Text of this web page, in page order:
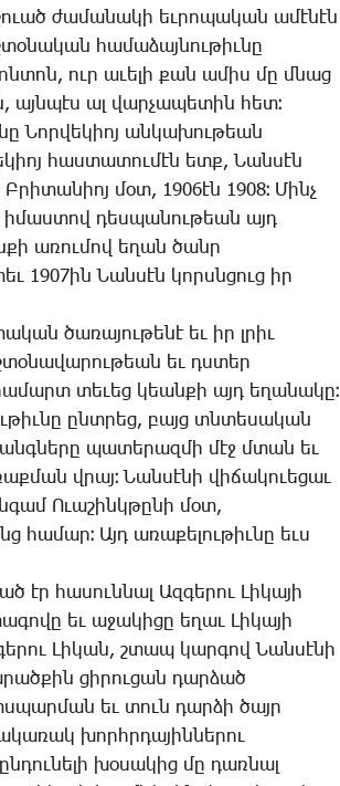
ժա­մա­նա­կի եւ­րո­պա­կան ա­մէ­նէն
հա­մա­ձայ­նու­թիւ­նը
ուր ա­ւե­լի քան ա­միս մը մնաց
ալ վար­չա­պե­տին հետ։
­Նոր­վե­կիոյ ան­կա­խու­թեան
հաս­տա­տու­մէն ետք, ­Նան­սէն
մօտ, 1906էն 1908։ ­Մինչ
ի­մաս­տով դես­պա­նու­թեան այդ
ա­ռու­մով ե­ղան ծանր
1907ին ­Նան­սէն կորսն­ցուց իր
ծա­ռա­յու­թե­նէ եւ իր լրիւ
եւ դստեր
տե­ւեց կեան­քի այդ ե­ղա­նա­կը։
ընտ­րեց, բայց տնտե­սա­կան
պա­տե­րազ­մի մէջ մտան եւ
վրայ։ ­Նան­սէ­նի վի­ճա­կո­ւե­ցաւ
Ո­ւա­շինկ­թը­նի մօտ,
հա­մար։ Այդ ա­ռա­քե­լու­թիւ­նը եւս
էր հա­սուն­նալ Ազ­գե­րու ­Լի­կա­յի
եւ ա­ջա­կի­ցը ե­ղաւ ­Լի­կա­յի
­Լի­կան, շտապ կար­գով ­Նան­սէ­նի
ցի­րու­ցան դար­ձած
եւ տուն դար­ձի ծայր
խորհր­դա­յին­նե­րու
խօ­սա­կից մը դառ­նալ